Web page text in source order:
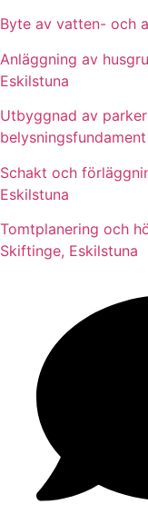
Byte av vatten- och
Anläggning av
Eskilstuna
Utbyggnad av
Schakt och
Eskilstuna
Tomtplanering och
Skiftinge, Eskilstuna